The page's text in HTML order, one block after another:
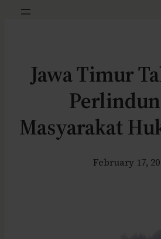
Jawa Timur
Masyarakat
February 17,